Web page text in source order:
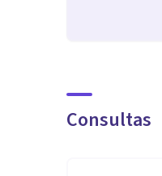
Por eso trabajo
También
Consultas